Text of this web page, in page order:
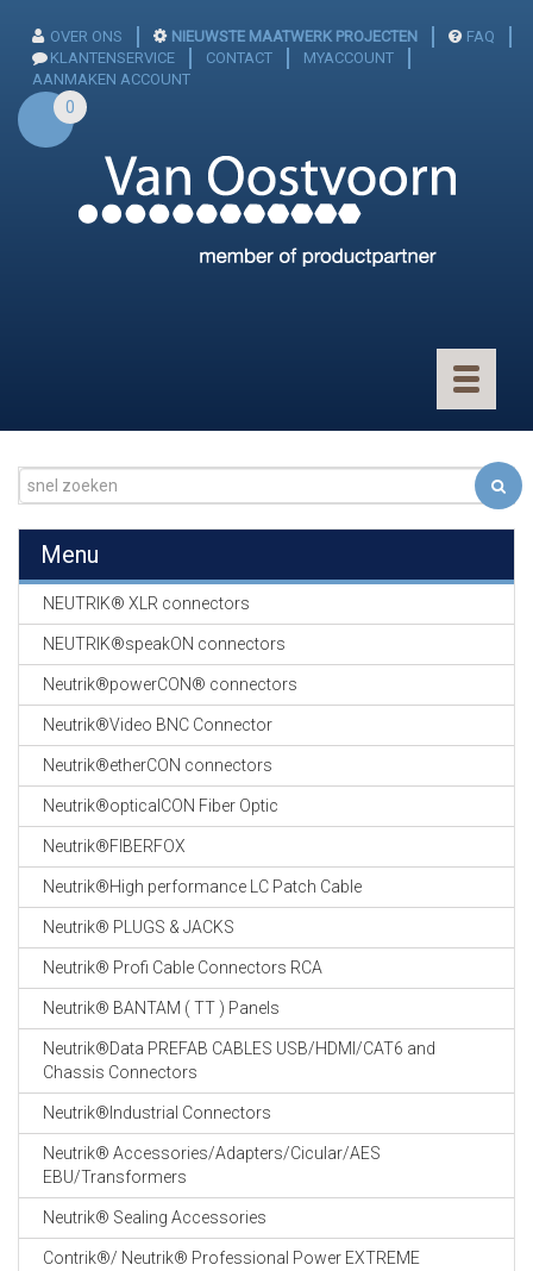
OVER ONS NIEUWSTE MAATWERK PROJECTEN
FAQ
KLANTENSERVICE
CONTACT
MYACCOUNT
AANMAKEN ACCOUNT
0
Toggle
GEVLOCHTEN KOUS
EN
KRIMP KOUS
KOPER KABEL
OP ROL
OCC OPTICAL
FIBER CABLE
GE-ASSEMBLEERDE
19" RACKS
EN
TOEBEHOREN
CABLE EQUIPEMENTS
Menu
NEUTRIK® XLR connectors
NEUTRIK®speakON connectors
Neutrik®powerCON® connectors
Neutrik®Video BNC Connector
Neutrik®etherCON connectors
Neutrik®opticalCON Fiber Optic
Neutrik®FIBERFOX
Neutrik®High performance LC Patch Cable
Neutrik® PLUGS & JACKS
Neutrik® Profi Cable Connectors RCA
Neutrik® BANTAM ( TT ) Panels
Neutrik®Data PREFAB CABLES USB/HDMI/CAT6 and
Chassis Connectors
Neutrik®Industrial Connectors
Neutrik® Accessories/Adapters/Cicular/AES
EBU/Transformers
Neutrik® Sealing Accessories
Contrik®/ Neutrik® Professional Power EXTREME